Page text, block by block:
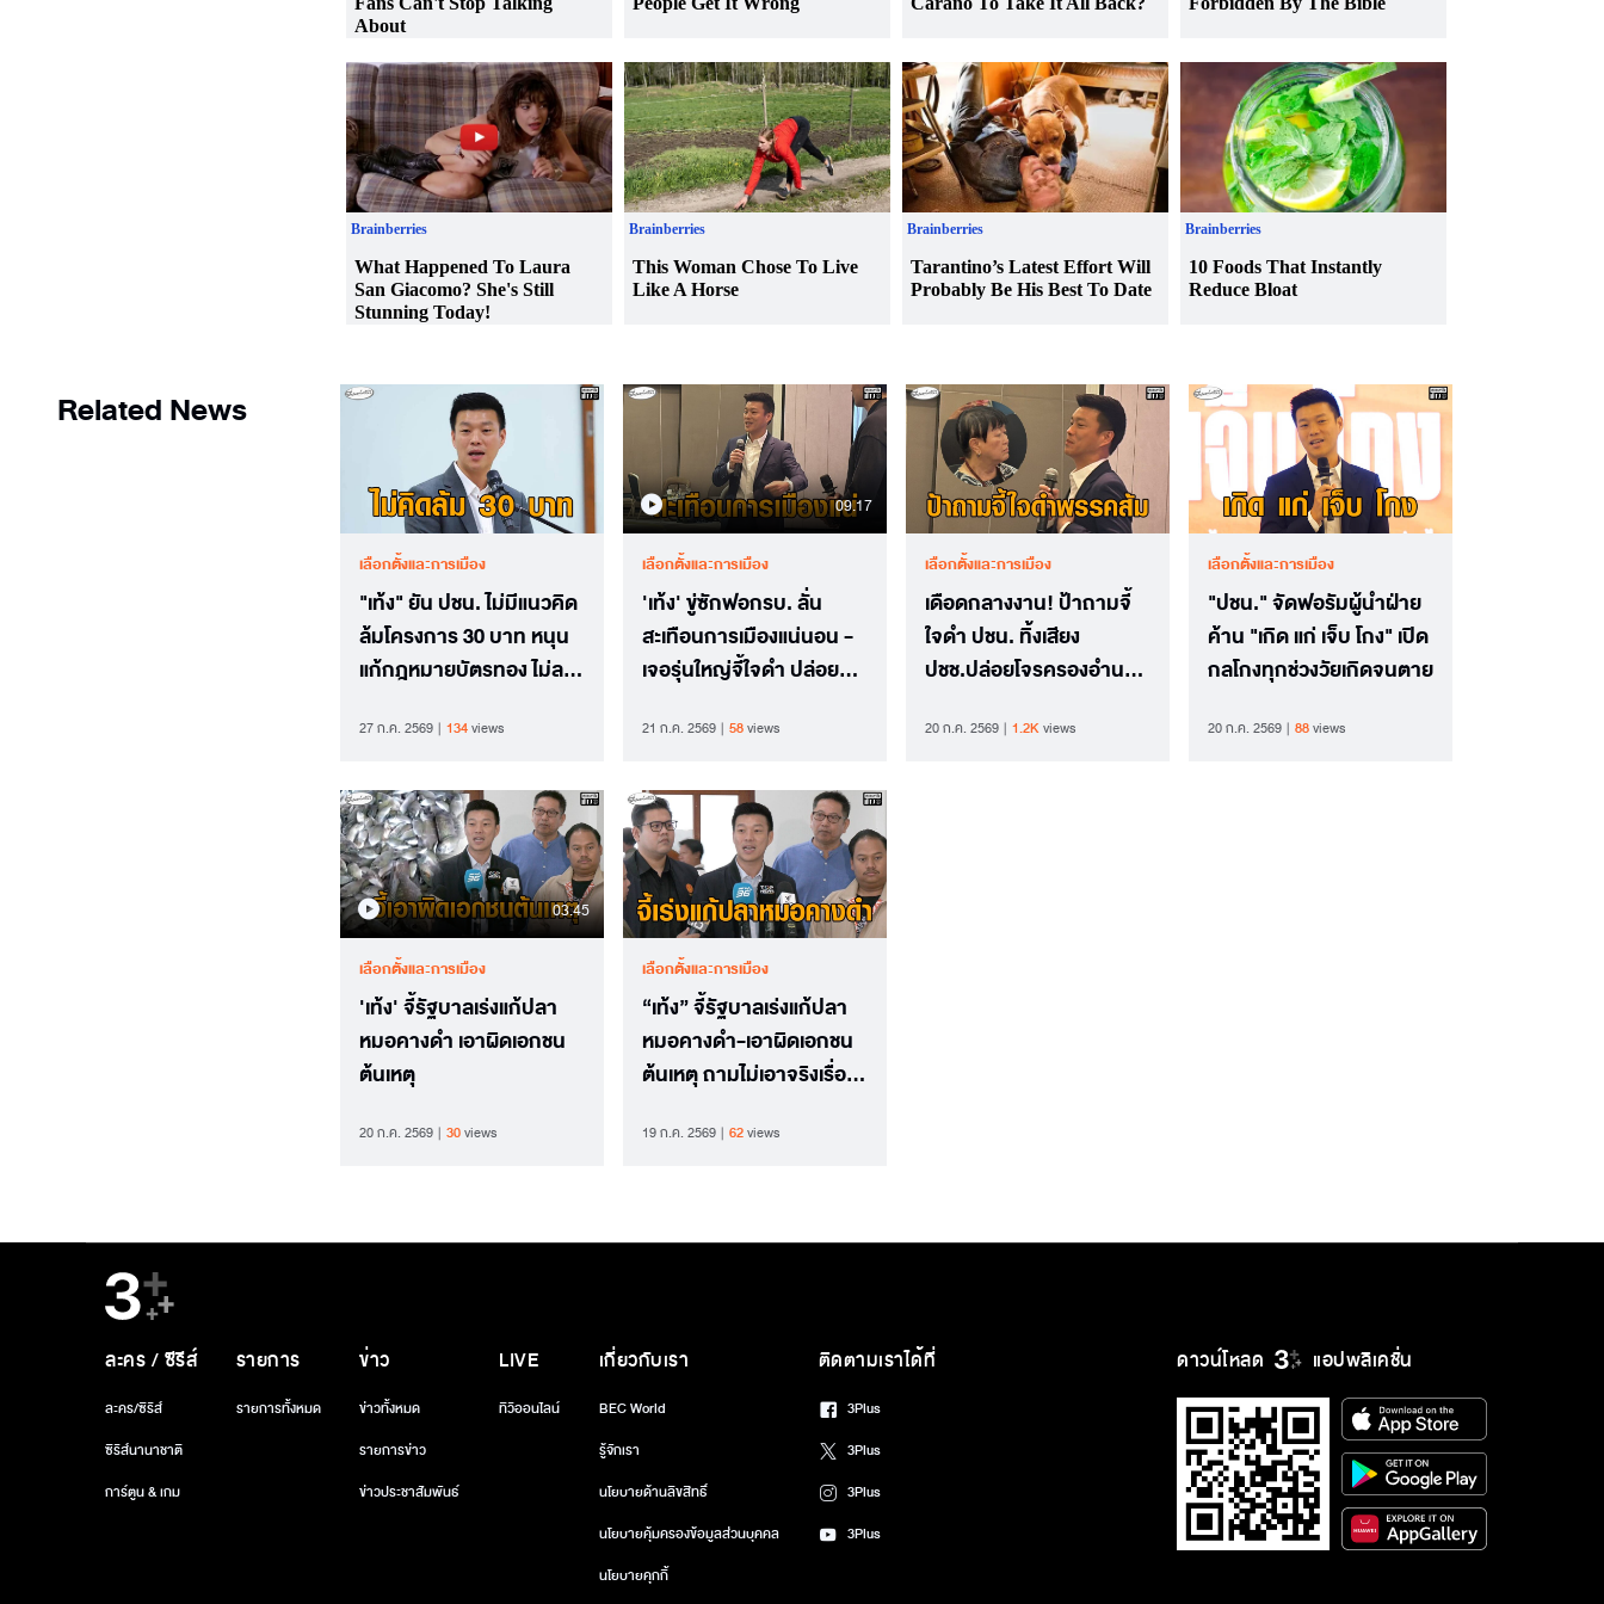
Related News
เลือกตั้งและการเมือง
"เท้ง" ยัน ปชน. ไม่มีแนวคิด
ล้มโครงการ 30 บาท หนุน
แก้กฎหมายบัตรทอง ไม่ลด
27 ก.ค. 2569 134views
09.17
เลือกตั้งและการเมือง
'เท้ง' ขู่ซักฟอกรบ. ลั่น
สะเทือนการเมืองแน่นอน -
เจอรุ่นใหญ่จี้ใจดำ ปล่อย
21 ก.ค. 2569 58views
เลือกตั้งและการเมือง
เดือดกลางงาน! ป้าถามจี้
ใจดำ ปชน. ทิ้งเสียง
ปชช.ปล่อยโจรครองอำนาจ
ใจ
20 ก.ค. 2569 1.2Kviews
เลือกตั้งและการเมือง
"ปชน." จัดฟอรัมผู้นำฝ่าย
ค้าน "เกิด แก่ เจ็บ โกง" เปิด
กลโกงทุกช่วงวัยเกิดจนตาย
20 ก.ค. 2569 88views
03.45
เลือกตั้งและการเมือง
'เท้ง' จี้รัฐบาลเร่งแก้ปลา
หมอคางดำ เอาผิดเอกชน
ต้นเหตุ
20 ก.ค. 2569 30views
เลือกตั้งและการเมือง
“เท้ง” จี้รัฐบาลเร่งแก้ปลา
หมอคางดำ-เอาผิดเอกชน
ต้นเหตุ ถามไม่เอาจริงเรื่อง
19 ก.ค. 2569 62views
ดาวน์โหลด แอปพลิเคชั่น
ละคร / ซีรีส์
ละคร/ซีรีส์
ซีรีส์นานาชาติ
การ์ตูน & เกม
รายการ
รายการทั้งหมด
ข่าว
ข่าวทั้งหมด
รายการข่าว
ข่าวประชาสัมพันธ์
LIVE
ทีวีออนไลน์
เกี่ยวกับเรา
BEC World
รู้จักเรา
นโยบายด้านลิขสิทธิ์
นโยบายคุ้มครองข้อมูลส่วนบุคคล
นโยบายคุกกี้
ติดตามเราได้ที่
3Plus
3Plus
3Plus
3Plus